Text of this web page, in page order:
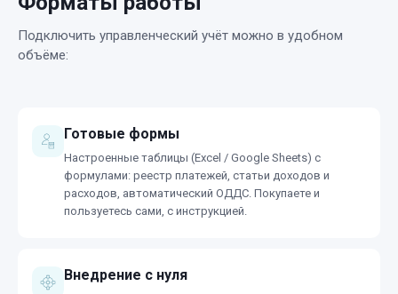
Подключить управленческий учёт можно в удобном
объёме:
Готовые формы
Настроенные таблицы (Excel / Google Sheets) с
формулами: реестр платежей, статьи доходов и
расходов, автоматический ОДДС. Покупаете и
пользуетесь сами, с инструкцией.
Внедрение с нуля